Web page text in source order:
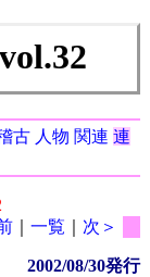
古 人物 関連 連
｜一覧 次＞
2002/08/30発行